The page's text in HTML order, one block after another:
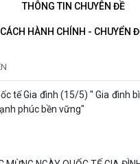
THÔNG TIN CHUYÊN ĐỀ
HÀNH CHÍNH - CHUYỂN
tế Gia đình (15/5) " Gia đình
phúc bền vững"